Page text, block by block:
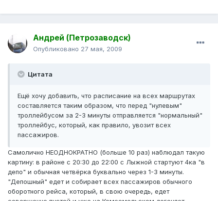
Андрей (Петрозаводск)
Опубликовано 27 мая, 2009
Цитата
Ещё хочу добавить, что расписание на всех маршрутах
составляется таким образом, что перед "нулевым"
троллейбусом за 2-3 минуты отправляется "нормальный"
троллейбус, который, как правило, увозит всех
пассажиров.
Самолично НЕОДНОКРАТНО (больше 10 раз) наблюдал такую
картину: в районе с 20:30 до 22:00 с Лыжной стартуют 4ка "в
депо" и обычная четвёрка буквально через 1-3 минуты.
"Депошный" едет и собирает всех пассажиров обычного
оборотного рейса, который, в свою очередь, едет